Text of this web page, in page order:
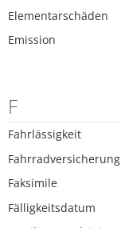
Elementarschäden
Emission
F
Fahrlässigkeit
Fahrradversicherung
Faksimile
Fälligkeitsdatum